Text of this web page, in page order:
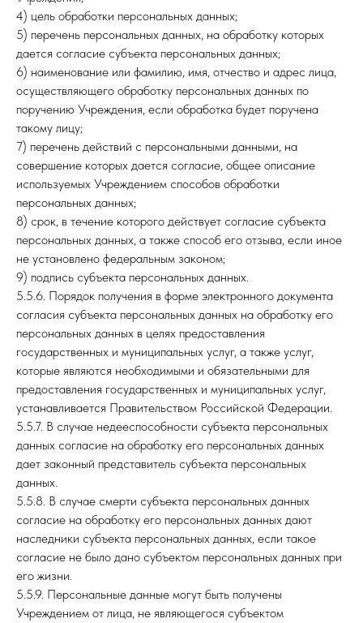
4) цель обработки персональных данных;
5) перечень персональных данных, на обработку которых
дается согласие субъекта персональных данных;
6) наименование или фамилию, имя, отчество и адрес лица,
осуществляющего обработку персональных данных по
поручению Учреждения, если обработка будет поручена
такому лицу;
7) перечень действий с персональными данными, на
совершение которых дается согласие, общее описание
используемых Учреждением способов обработки
персональных данных;
8) срок, в течение которого действует согласие субъекта
персональных данных, а также способ его отзыва, если иное
не установлено федеральным законом;
9) подпись субъекта персональных данных.
5.5.6. Порядок получения в форме электронного документа
согласия субъекта персональных данных на обработку его
персональных данных в целях предоставления
государственных и муниципальных услуг, а также услуг,
которые являются необходимыми и обязательными для
предоставления государственных и муниципальных услуг,
устанавливается Правительством Российской Федерации.
5.5.7. В случае недееспособности субъекта персональных
данных согласие на обработку его персональных данных
дает законный представитель субъекта персональных
данных.
5.5.8. В случае смерти субъекта персональных данных
согласие на обработку его персональных данных дают
наследники субъекта персональных данных, если такое
согласие не было дано субъектом персональных данных при
его жизни.
5.5.9. Персональные данные могут быть получены
Учреждением от лица, не являющегося субъектом